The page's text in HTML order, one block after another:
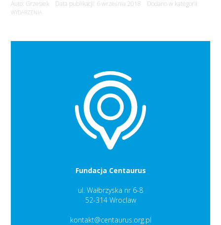
Auto: Grzesiek Data publikacji: 6 września 2018 Dodano w kategorii:
WYDARZENIA
Fundacja Centaurus
ul. Wałbrzyska nr 6-8
52-314 Wroclaw
kontakt@centaurus.org.pl